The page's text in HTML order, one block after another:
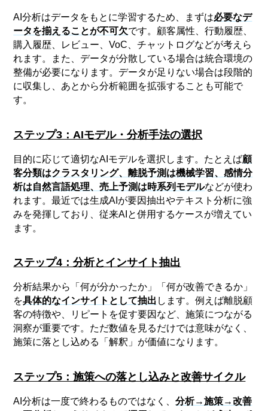
AI分析はデータをもとに学習するため、まずは必要なデ
ータを揃えることが不可欠です。顧客属性、行動履歴、
購入履歴、レビュー、VoC、チャットログなどが考えら
れます。また、データが分散している場合は統合環境の
整備が必要になります。データが足りない場合は段階的
に収集し、あとから分析範囲を拡張することも可能で
す。
ステップ3：AIモデル・分析手法の選択
目的に応じて適切なAIモデルを選択します。たとえば顧
客分類はクラスタリング、離脱予測は機械学習、感情分
析は自然言語処理、売上予測は時系列モデルなどが使わ
れます。最近では生成AIが要因抽出やテキスト分析に強
みを発揮しており、従来AIと併用するケースが増えてい
ます。
ステップ4：分析とインサイト抽出
分析結果から「何が分かったか」「何が改善できるか」
を具体的なインサイトとして抽出 します。例えば離脱顧
客の特徴や、リピートを促す要因など、施策につながる
洞察が重要です。ただ数値を見るだけでは意味がなく、
施策に落とし込める「解釈」が価値になります。
ステップ5：施策への落とし込みと改善サイクル
AI分析は一度で終わるものではなく、分析→施策→改善